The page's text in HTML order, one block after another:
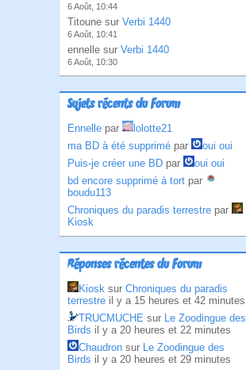
6 Août, 10:44
Titoune sur Verbi 1440
6 Août, 10:41
ennelle sur Verbi 1440
6 Août, 10:30
Sujets récents du Forum
Ennelle par
lolotte21
ma BD à été supprimé par
oui oui
Puis-je créer une BD par
oui oui
bd encore supprimé à tort par
boudu113
Chroniques du paradis terrestre par
Kiosk
Réponses récentes du Forum
Kiosk sur Chroniques du paradis
terrestre il y a 15 heures et 42 minutes
TRUCMUCHE sur Le Zoodingue des
Birds il y a 20 heures et 22 minutes
Chaudron sur Le Zoodingue des
Birds il y a 20 heures et 29 minutes